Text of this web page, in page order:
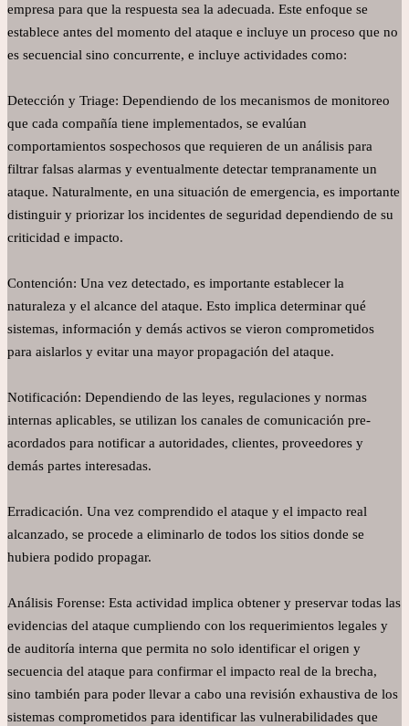
empresa para que la respuesta sea la adecuada. Este enfoque se
establece antes del momento del ataque e incluye un proceso que no
es secuencial sino concurrente, e incluye actividades como:
Detección y Triage: Dependiendo de los mecanismos de monitoreo
que cada compañía tiene implementados, se evalúan
comportamientos sospechosos que requieren de un análisis para
filtrar falsas alarmas y eventualmente detectar tempranamente un
ataque. Naturalmente, en una situación de emergencia, es importante
distinguir y priorizar los incidentes de seguridad dependiendo de su
criticidad e impacto.
Contención: Una vez detectado, es importante establecer la
naturaleza y el alcance del ataque. Esto implica determinar qué
sistemas, información y demás activos se vieron comprometidos
para aislarlos y evitar una mayor propagación del ataque.
Notificación: Dependiendo de las leyes, regulaciones y normas
internas aplicables, se utilizan los canales de comunicación pre-
acordados para notificar a autoridades, clientes, proveedores y
demás partes interesadas.
Erradicación. Una vez comprendido el ataque y el impacto real
alcanzado, se procede a eliminarlo de todos los sitios donde se
hubiera podido propagar.
Análisis Forense: Esta actividad implica obtener y preservar todas las
evidencias del ataque cumpliendo con los requerimientos legales y
de auditoría interna que permita no solo identificar el origen y
secuencia del ataque para confirmar el impacto real de la brecha,
sino también para poder llevar a cabo una revisión exhaustiva de los
sistemas comprometidos para identificar las vulnerabilidades que